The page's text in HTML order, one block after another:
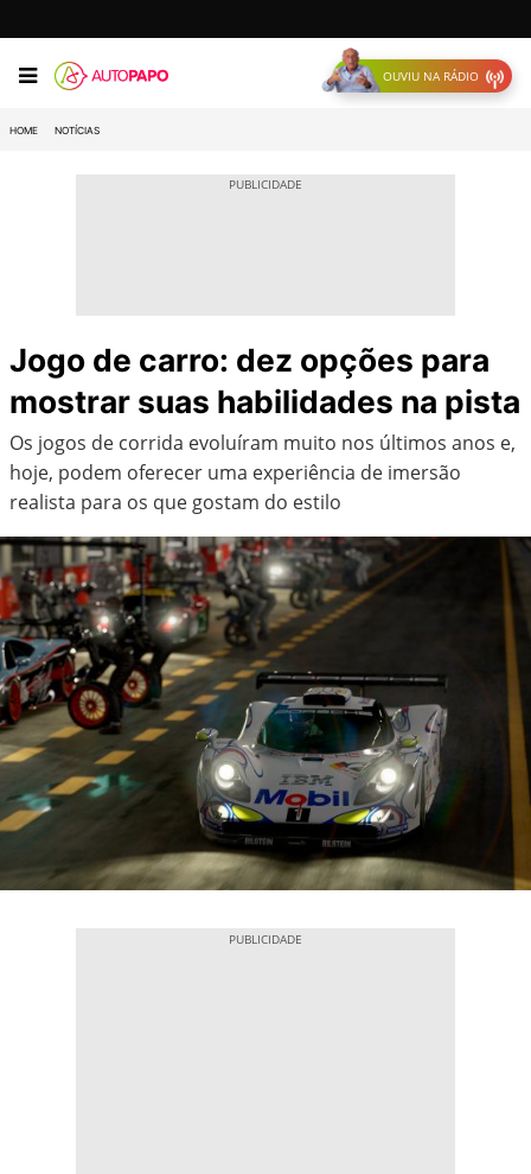
OUVIU NA RÁDIO
HOME NOTÍCIAS
Jogo de carro: dez opções para
mostrar suas habilidades na pista
Os jogos de corrida evoluíram muito nos últimos anos e,
hoje, podem oferecer uma experiência de imersão
realista para os que gostam do estilo